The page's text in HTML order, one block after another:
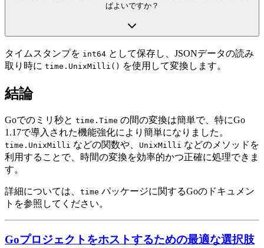
ばよいですか？
タイムスタンプを int64 として保存し、JSONデータの読み
取り時に time.UnixMilli() を使用して変換します。
結論
Goでのミリ秒と time.Time の間の変換は簡単で、特にGo
1.17で導入された機能強化により簡単になりました。
time.UnixMilli などの関数や、 UnixMilli などのメソッドを
利用することで、時間の変換を効率的かつ正確に処理できま
す。
詳細については、 time パッケージに関するGoのドキュメン
トを参照してください。
Goプロジェクトをホストするための最適な選択肢